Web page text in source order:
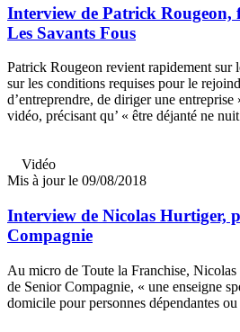
Interview de Patrick Rougeon,
Les Savants Fous
Patrick Rougeon revient rapidement sur
sur les conditions requises pour le
d’entreprendre, de diriger une
vidéo, précisant qu’ « être déjanté ne
Vidéo
Mis à jour le 09/08/2018
Interview de Nicolas Hurtiger,
Compagnie
Au micro de Toute la Franchise,
de Senior Compagnie, « une enseigne
domicile pour personnes dépendantes